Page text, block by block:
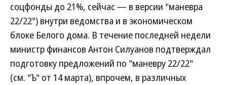
соцфонды до 21%, сейчас — в версии "маневра
22/22") внутри ведомства и в экономическом
блоке Белого дома. В течение последней недели
министр финансов Антон Силуанов подтверждал
подготовку предложений по "маневру 22/22"
(см. "Ъ" от 14 марта), впрочем, в различных